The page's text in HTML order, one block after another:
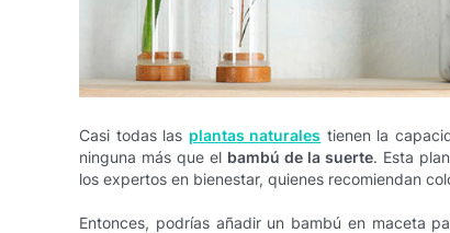
Casi todas las plantas naturales tienen la
ninguna más que el bambú de la suerte. Esta
los expertos en bienestar, quienes recomiendan
Entonces, podrías añadir un bambú en maceta